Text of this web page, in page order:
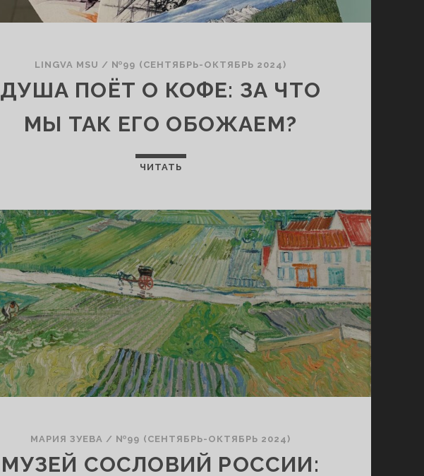
LINGVA MSU / №99 (СЕНТЯБРЬ-ОКТЯБРЬ 2024)
ДУША ПОЁТ О КОФЕ: ЗА ЧТО
МЫ ТАК ЕГО ОБОЖАЕМ?
ЧИТАТЬ
МАРИЯ ЗУЕВА / №99 (СЕНТЯБРЬ-ОКТЯБРЬ 2024)
МУЗЕЙ СОСЛОВИЙ РОССИИ: